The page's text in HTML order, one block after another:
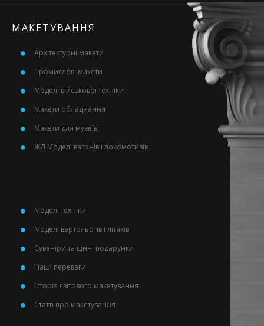
МАКЕТУВАННЯ
Архітектурні макети
Промислові макети
Моделі військової техніки
Макети обладнання
Макети для музеїв
ЖД Моделі вагонів і локомотивів
Моделі техніки
Моделі вертольотів і літаків
Сувеніри та цінні подарунки
Наші переваги
Історія світового макетування
Статті про макетування